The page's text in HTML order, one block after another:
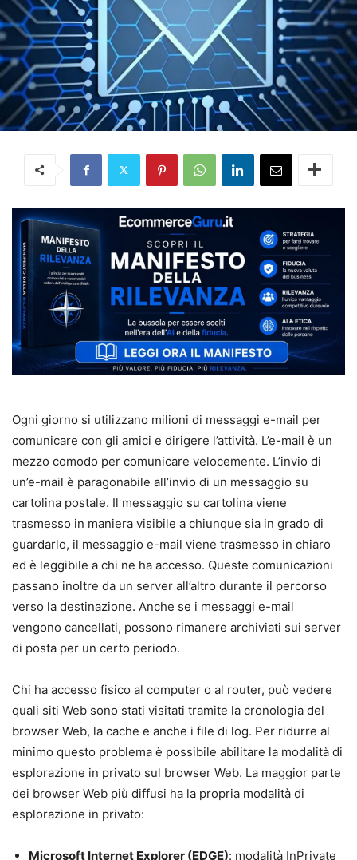
Ogni giorno si utilizzano milioni di messaggi e-mail per
comunicare con gli amici e dirigere l’attività. L’e-mail è un
mezzo comodo per comunicare velocemente. L’invio di
un’e-mail è paragonabile all’invio di un messaggio su
cartolina postale. Il messaggio su cartolina viene
trasmesso in maniera visibile a chiunque sia in grado di
guardarlo, il messaggio e-mail viene trasmesso in chiaro
ed è leggibile a chi ne ha accesso. Queste comunicazioni
passano inoltre da un server all’altro durante il percorso
verso la destinazione. Anche se i messaggi e-mail
vengono cancellati, possono rimanere archiviati sui server
di posta per un certo periodo.
Chi ha accesso fisico al computer o al router, può vedere
quali siti Web sono stati visitati tramite la cronologia del
browser Web, la cache e anche i file di log. Per ridurre al
minimo questo problema è possibile abilitare la modalità di
esplorazione in privato sul browser Web. La maggior parte
dei browser Web più diffusi ha la propria modalità di
esplorazione in privato:
Microsoft Internet Explorer (EDGE): modalità InPrivate